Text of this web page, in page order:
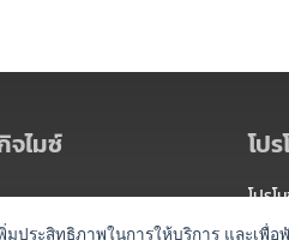
จไมซ์ โป
โปรโ
แพ็ก
มประสิทธิภาพในการให้บริการ และเพื่